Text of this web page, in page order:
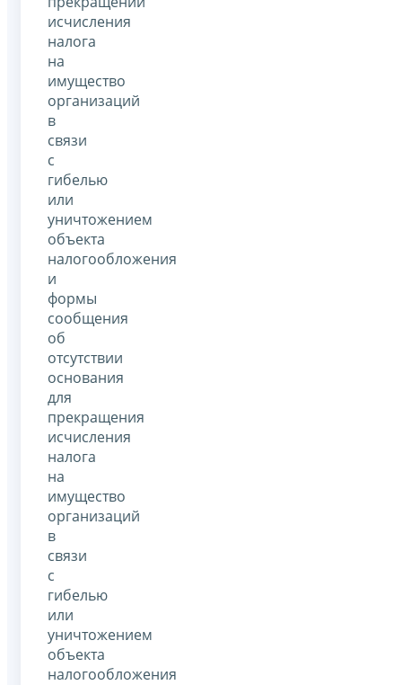
исчисления
налога
на
имущество
организаций
в
связи
с
гибелью
или
уничтожением
объекта
налогообложения
и
формы
сообщения
об
отсутствии
основания
для
прекращения
исчисления
налога
на
имущество
организаций
в
связи
с
гибелью
или
уничтожением
объекта
налогообложения